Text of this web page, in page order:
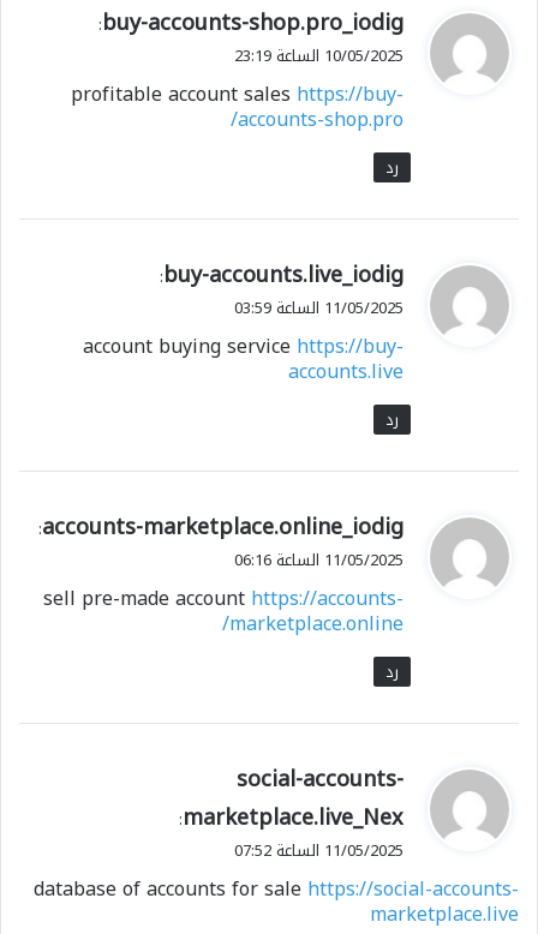
ي
ق
ل
buy-accounts-shop.pro_iodig
:
10/05/2025 الساعة 23:19
profitable account sales https://buy-
accounts-shop.pro/
رد
ي
ق
ل
buy-accounts.live_iodig
:
11/05/2025 الساعة 03:59
account buying servicehttps://buy-
accounts.live
رد
ي
ق
ل
accounts-marketplace.online_iodig
:
11/05/2025 الساعة 06:16
sell pre-made accounthttps://accounts-
marketplace.online/
رد
ي
و
ل
social-accounts-
marketplace.live_Nex
:
11/05/2025 الساعة 07:52
database of accounts for salehttps://social-accounts-
marketplace.live